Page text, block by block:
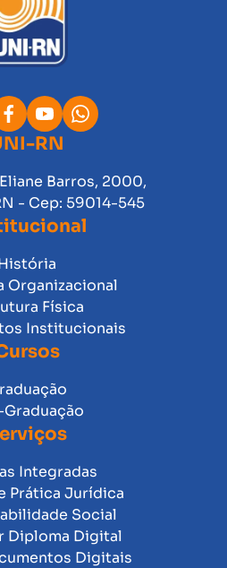
RN
Barros, 2000,
- Cep: 59014-545
Organizacional
Física
Institucionais
Graduação
Integradas
Prática Jurídica
Social
Diploma Digital
Digitais